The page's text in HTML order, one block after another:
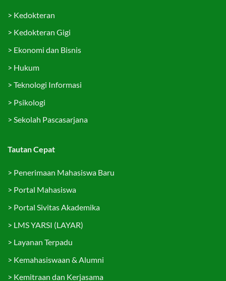
> Kedokteran
> Kedokteran Gigi
> Ekonomi dan Bisnis
> Hukum
> Teknologi Informasi
> Psikologi
> Sekolah Pascasarjana
Tautan Cepat
> Penerimaan Mahasiswa Baru
> Portal Mahasiswa
> Portal Sivitas Akademika
> LMS YARSI (LAYAR)
> Layanan Terpadu
> Kemahasiswaan & Alumni
> Kemitraan dan Kerjasama